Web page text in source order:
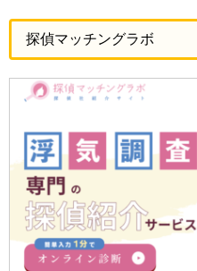
探偵マッチングラボ